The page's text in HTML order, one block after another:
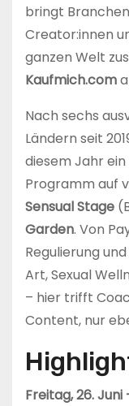
bringt
Creator:innen
ganzen Welt
Kaufmich.com
Nach sechs
Ländern seit
diesem Jahr
Programm auf
Sensual Stage
Garden. Von
Regulierung
Art, Sexual
– hier trifft
Content, nur
Freitag, 26. Juni